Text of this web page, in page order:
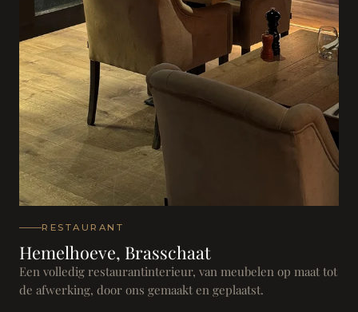
RESTAURANT
Hemelhoeve, Brasschaat
Een volledig restaurantinterieur, van meubelen op maat tot
de afwerking, door ons gemaakt en geplaatst.